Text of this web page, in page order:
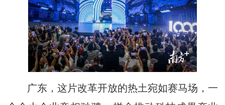
广东，这片改革开放的热土宛如赛马场，一